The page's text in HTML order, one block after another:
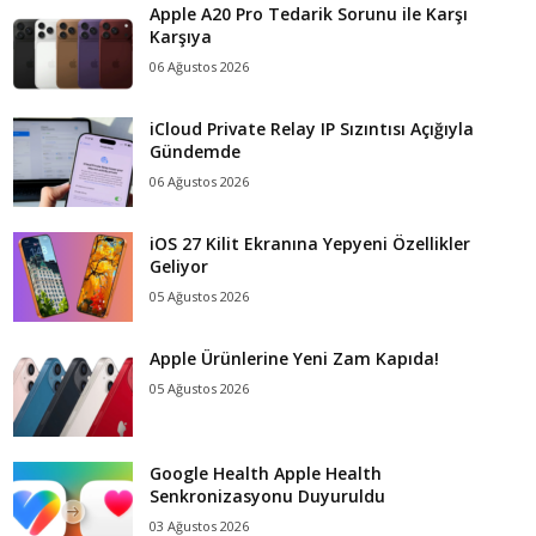
Apple A20 Pro Tedarik Sorunu ile Karşı
Karşıya
06 Ağustos 2026
iCloud Private Relay IP Sızıntısı Açığıyla
Gündemde
06 Ağustos 2026
iOS 27 Kilit Ekranına Yepyeni Özellikler
Geliyor
05 Ağustos 2026
Apple Ürünlerine Yeni Zam Kapıda!
05 Ağustos 2026
Google Health Apple Health
Senkronizasyonu Duyuruldu
03 Ağustos 2026